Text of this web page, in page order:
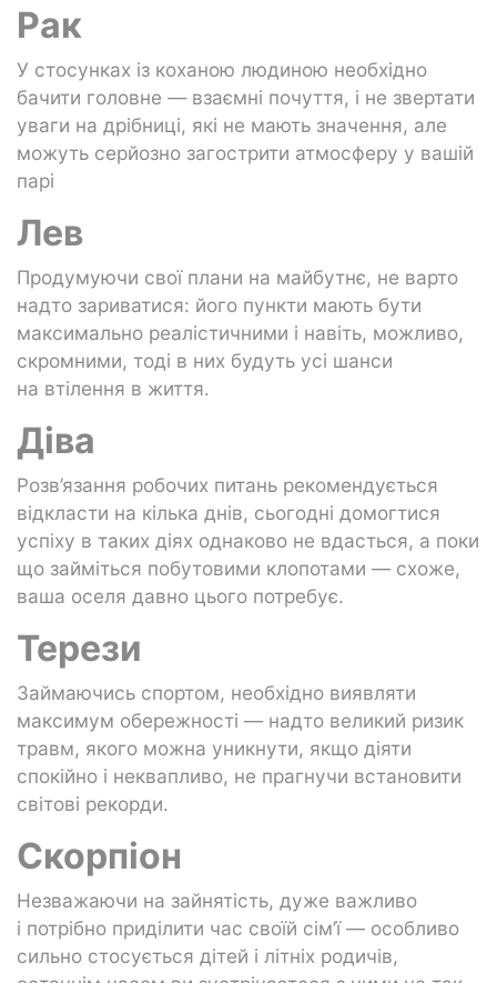
Рак
У стосунках із коханою людиною необхідно
бачити головне — взаємні почуття, і не звертати
уваги на дрібниці, які не мають значення, але
можуть серйозно загострити атмосферу у вашій
парі
Лев
Продумуючи свої плани на майбутнє, не варто
надто зариватися: його пункти мають бути
максимально реалістичними і навіть, можливо,
скромними, тоді в них будуть усі шанси
на втілення в життя.
Діва
Розв’язання робочих питань рекомендується
відкласти на кілька днів, сьогодні домогтися
успіху в таких діях однаково не вдасться, а поки
що займіться побутовими клопотами — схоже,
ваша оселя давно цього потребує.
Терези
Займаючись спортом, необхідно виявляти
максимум обережності — надто великий ризик
травм, якого можна уникнути, якщо діяти
спокійно і неквапливо, не прагнучи встановити
світові рекорди.
Скорпіон
Незважаючи на зайнятість, дуже важливо
і потрібно приділити час своїй сім’ї — особливо
сильно стосується дітей і літніх родичів,